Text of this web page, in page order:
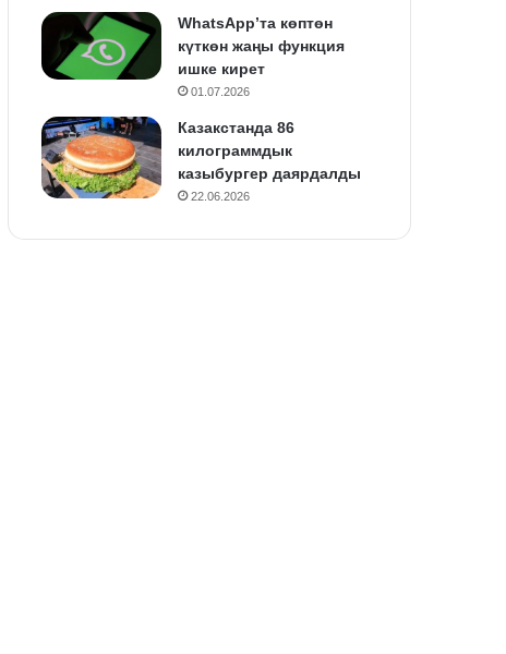
WhatsApp’та көптөн
күткөн жаңы функция
ишке кирет
01.07.2026
Казакстанда 86
килограммдык
казыбургер даярдалды
22.06.2026